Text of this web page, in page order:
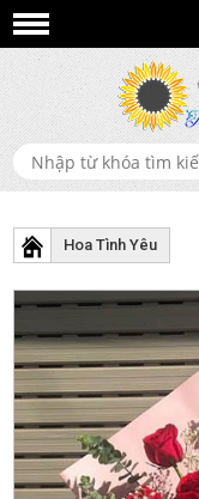
Hoa Tình Yêu